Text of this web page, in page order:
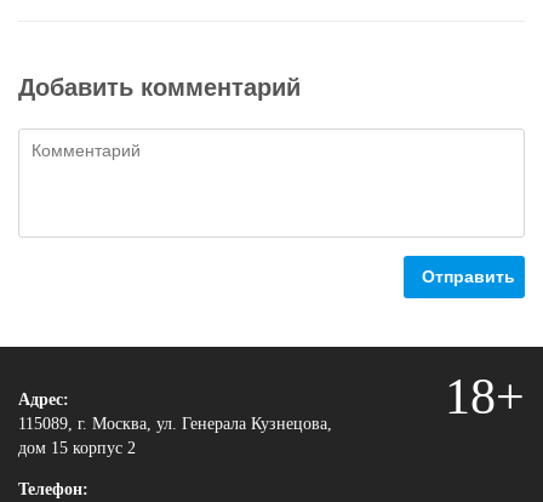
Добавить комментарий
Отправить
Адрес:
115089, г. Москва, ул. Генерала Кузнецова,
дом 15 корпус 2
Телефон:
18+